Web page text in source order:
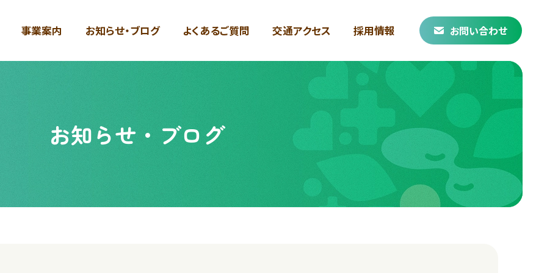
事業案内 お知らせ・ブログ よくあるご質問 交通アクセス 採用情報 お問い合わせ
お知らせ・ブログ